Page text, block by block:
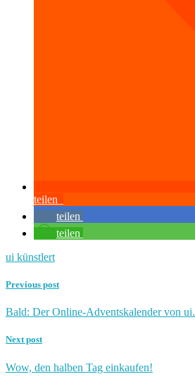
teilen
teilen
teilen
ui künstlert
Previous post
Bald: Der Online-Adventskalender von ui.
Next post
Wow, den halben Tag einkaufen!